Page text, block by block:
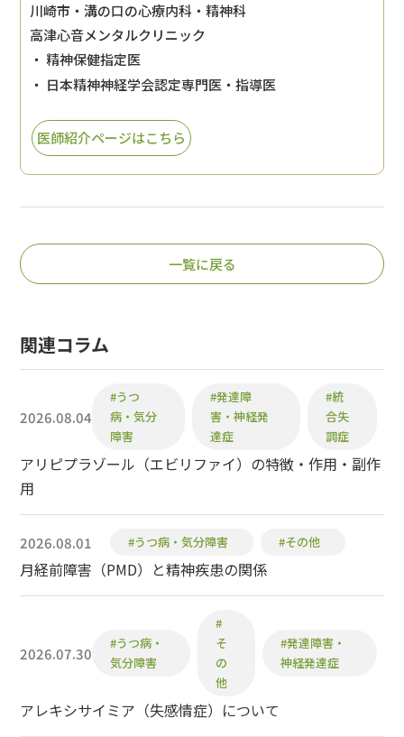
川崎市・溝の口の心療内科・精神科
高津心音メンタルクリニック
・ 精神保健指定医
・ 日本精神神経学会認定専門医・指導医
医師紹介ページはこちら
一覧に戻る
関連コラム
2026.08.04
#うつ
病・気分
障害
#発達障
害・神経発
達症
#統
合失
調症
アリピプラゾール（エビリファイ）の特徴・作用・副作
用
2026.08.01 #うつ病・気分障害 #その他
月経前障害（PMD）と精神疾患の関係
2026.07.30
#うつ病・
気分障害
#
そ
の
他
#発達障害・
神経発達症
アレキシサイミア（失感情症）について